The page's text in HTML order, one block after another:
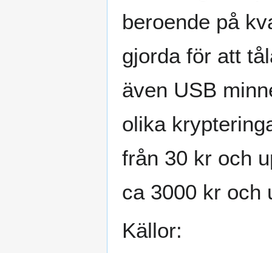
beroende på
gjorda för att
även USB
olika
från 30 kr och
ca 3000 kr och
Källor: